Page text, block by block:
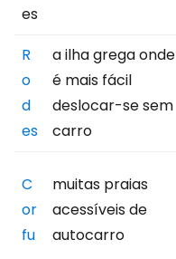
es
R
o
d
es
a ilha grega onde
é mais fácil
deslocar-se sem
carro
C
or
fu
muitas praias
acessíveis de
autocarro